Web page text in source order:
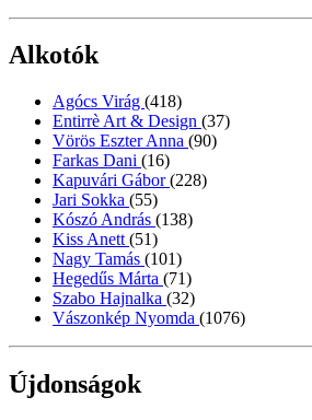
Alkotók
Agócs Virág (418)
Entirrè Art & Design (37)
Vörös Eszter Anna (90)
Farkas Dani (16)
Kapuvári Gábor(228)
Jari Sokka (55)
Kószó András (138)
Kiss Anett (51)
Nagy Tamás (101)
Hegedűs Márta (71)
Szabo Hajnalka (32)
Vászonkép Nyomda (1076)
Újdonságok